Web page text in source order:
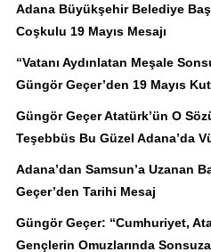
Adana Büyükşehir Belediye
Coşkulu 19 Mayıs Mesajı
“Vatanı Aydınlatan Meşale
Güngör Geçer’den 19 Mayıs
Güngör Geçer Atatürk’ün O
Teşebbüs Bu Güzel Adana’da
Adana’dan Samsun’a Uzanan
Geçer’den Tarihi Mesaj
Güngör Geçer: “Cumhuriyet,
Gençlerin Omuzlarında